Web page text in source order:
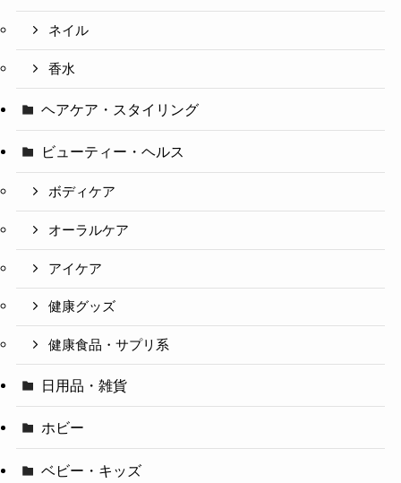
ネイル
香水
ヘアケア・スタイリング
ビューティー・ヘルス
ボディケア
オーラルケア
アイケア
健康グッズ
健康食品・サプリ系
日用品・雑貨
ホビー
ベビー・キッズ